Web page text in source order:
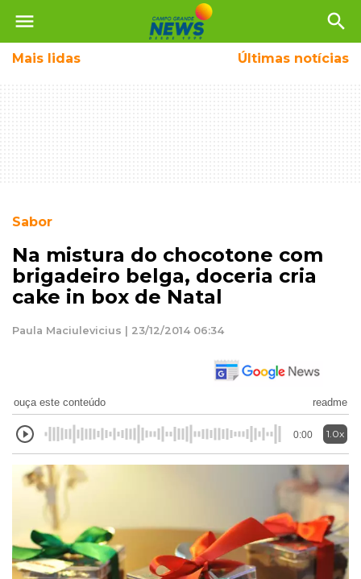
menu search
Mais lidas Últimas notícias
Sabor
Na mistura do chocotone com
brigadeiro belga, doceria cria
cake in box de Natal
Paula Maciulevicius | 23/12/2014 06:34
ouça este conteúdo readme
0:00 1.0x